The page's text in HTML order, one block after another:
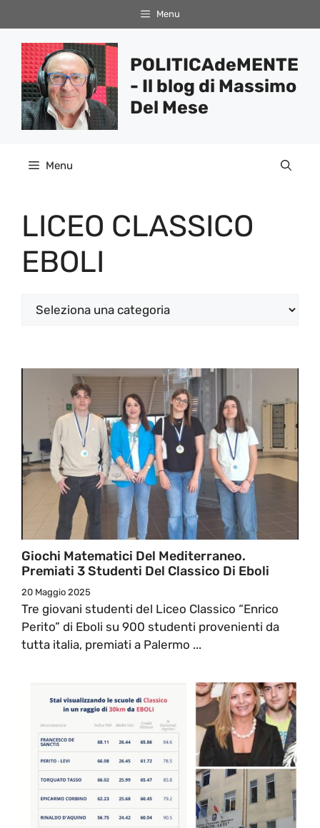
al
contenuto
Menu
POLITICAdeMENTE
- Il blog di Massimo
Del Mese
Menu
LICEO CLASSICO
EBOLI
Categorie
Giochi Matematici Del Mediterraneo.
Premiati 3 Studenti Del Classico Di Eboli
20 Maggio 2025
Tre giovani studenti del Liceo Classico “Enrico
Perito” di Eboli su 900 studenti provenienti da
tutta italia, premiati a Palermo ...